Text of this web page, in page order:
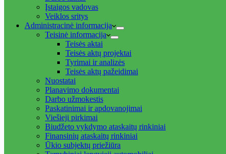
Įstaigos vadovas
Veiklos sritys
Administracinė informacija
Teisinė informacija
Teisės aktai
Teisės aktų projektai
Tyrimai ir analizės
Teisės aktų pažeidimai
Nuostatai
Planavimo dokumentai
Darbo užmokestis
Paskatinimai ir apdovanojimai
Viešieji pirkimai
Biudžeto vykdymo ataskaitų rinkiniai
Finansinių ataskaitų rinkiniai
Ūkio subjektų priežiūra